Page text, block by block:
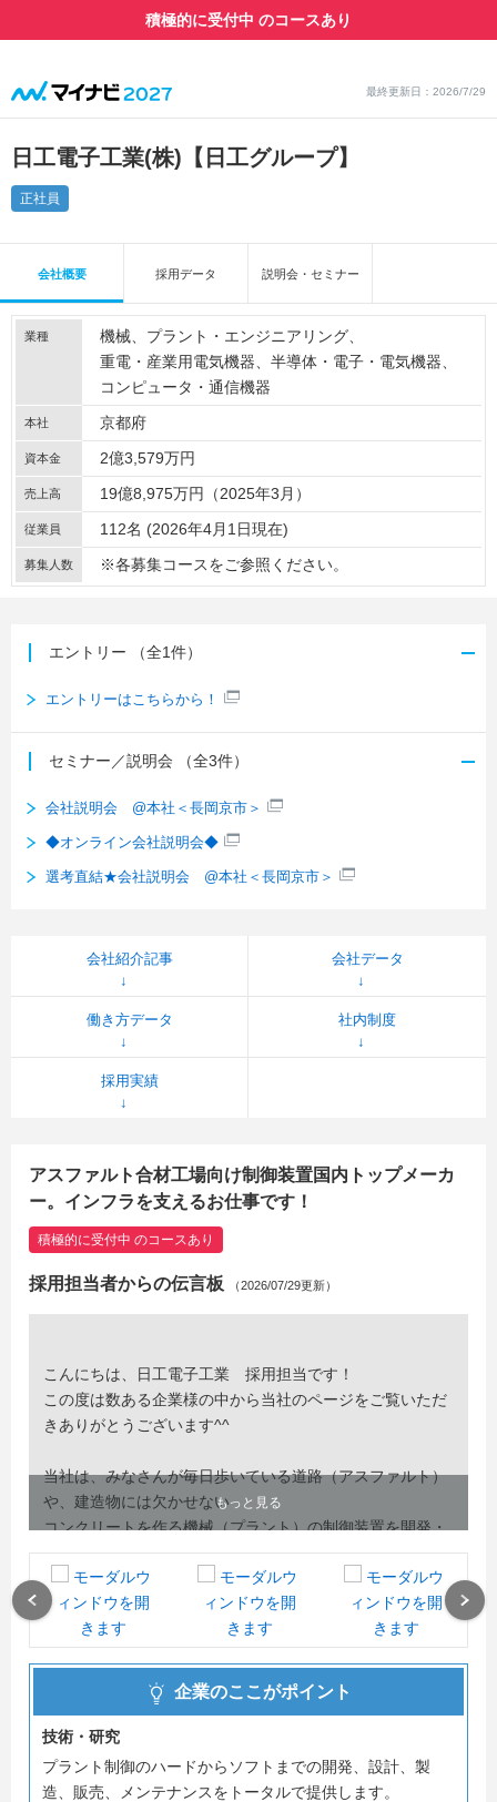
最終更新日：2026/7/29
日工電子工業(株)【日工グループ】
正社員
積極的に受付中 のコースあり
会社概要 採用データ 説明会・セミナー
業種 機械
プラント・エンジニアリング
重電・産業用電気機器
半導体・電子・電気機器
コンピュータ・通信機器
本社 京都府
資本金 2億3,579万円
売上高 19億8,975万円（2025年3月）
従業員 112名 (2026年4月1日現在)
募集人数 ※各募集コースをご参照ください。
エントリー （全1件）
エントリーはこちらから！
セミナー／説明会 （全3件）
会社説明会 @本社＜長岡京市＞
◆オンライン会社説明会◆
選考直結★会社説明会 @本社＜長岡京市＞
会社紹介記事 会社データ
働き方データ 社内制度
採用実績
アスファルト合材工場向け制御装置国内トップメーカ
ー。インフラを支えるお仕事です！
積極的に受付中 のコースあり
採用担当者からの伝言板 （2026/07/29更新）
こんにちは、日工電子工業 採用担当です！
この度は数ある企業様の中から当社のページをご覧いただ
きありがとうございます^^
当社は、みなさんが毎日歩いている道路（アスファルト）
や、建造物には欠かせない
コンクリートを作る機械（プラント）の制御装置を開発・
製造・販売している会社です。
アスファルト合材工場向け制御装置は国内トップクラス
で、日工株式会社の
54年にわたって蓄積してきた技術力を武器に、これからも
社会に貢献し続けていきます。
皆さんのエントリーを心よりお待ちしています！
もっと見る
企業のここがポイント
技術・研究
プラント制御のハードからソフトまでの開発、設計、製
造、販売、メンテナンスをトータルで提供します。